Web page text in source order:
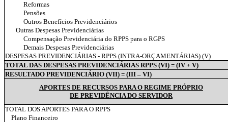
Reformas
Pensões
Outros Benefícios Previdenciários
Outras Despesas Previdenciárias
Compensação Previdenciária do RPPS para o RGPS
Demais Despesas Previdenciárias
DESPESAS PREVIDENCIÁRIAS - RPPS (INTRA-ORÇAMENTÁRIAS) (V)
TOTAL DAS DESPESAS PREVIDENCIÁRIAS RPPS (VI) = (IV + V)
RESULTADO PREVIDENCIÁRIO (VII) = (III – VI)
APORTES DE RECURSOS PARA O REGIME PRÓPRIO
DE PREVIDÊNCIA DO SERVIDOR
TOTAL DOS APORTES PARA O RPPS
Plano Financeiro